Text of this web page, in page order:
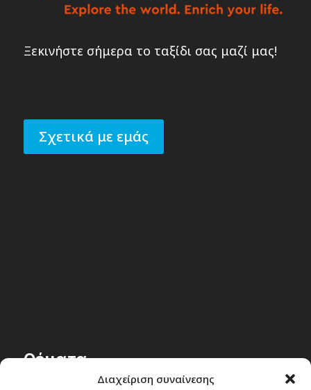
Διαχείριση συναίνεσης
Ξεκινήστε σήμερα το ταξίδι σας μαζί μας!
Σχετικά με εμάς
Θέματα